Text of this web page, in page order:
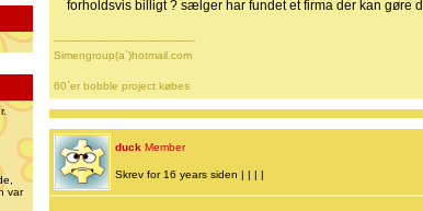
var
forholdsvis billigt ? sælger har fundet et firma der kan gøre
-------------------------------------------
Simengroup(a`)hotmail.com
60`er bobble project købes
duck Member
Skrev for 16 years siden | | | |